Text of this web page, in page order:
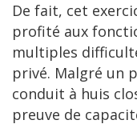
De fait, cet
profité aux
multiples
privé. Malgré un
conduit à huis
preuve de